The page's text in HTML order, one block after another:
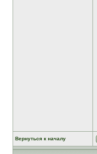
Вернуться к началу